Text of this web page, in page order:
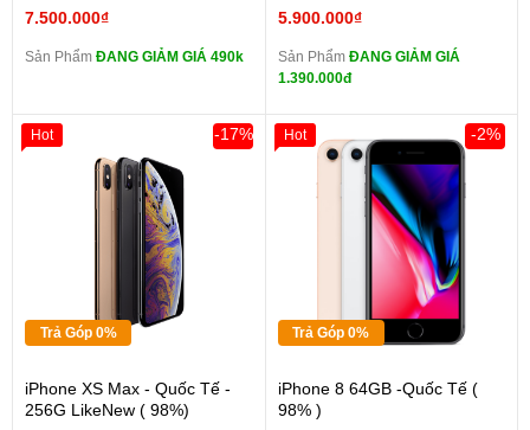
7.500.000₫
Sản Phẩm ĐANG GIẢM GIÁ 490k
5.900.000₫
Sản Phẩm ĐANG GIẢM GIÁ
1.390.000đ
Trả Góp 0%
iPhone XS Max - Quốc Tế -
256G LikeNew ( 98%)
-17%
Hot
Trả Góp 0%
iPhone 8 64GB -Quốc Tế (
98% )
-2%
Hot